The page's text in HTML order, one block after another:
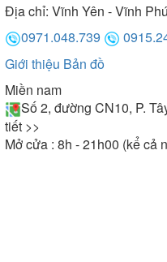
Địa chỉ: Vĩnh Yên - Vĩnh
0971.048.739
Giới thiệu Bản đồ
Miền nam
Số 2, đường CN10, P.
tiết >>
Mở cửa : 8h - 21h00 (kể cả